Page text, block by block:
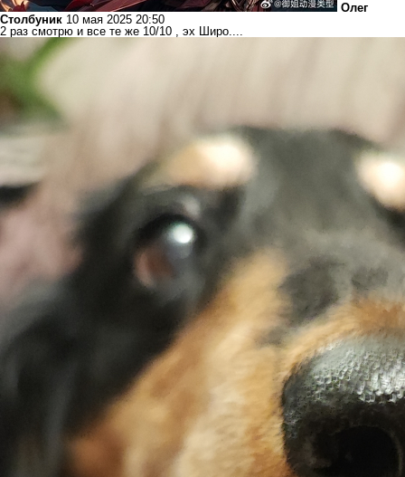
Олег
Столбуник 10 мая 2025 20:50
2 раз смотрю и все те же 10/10 , эх Широ....